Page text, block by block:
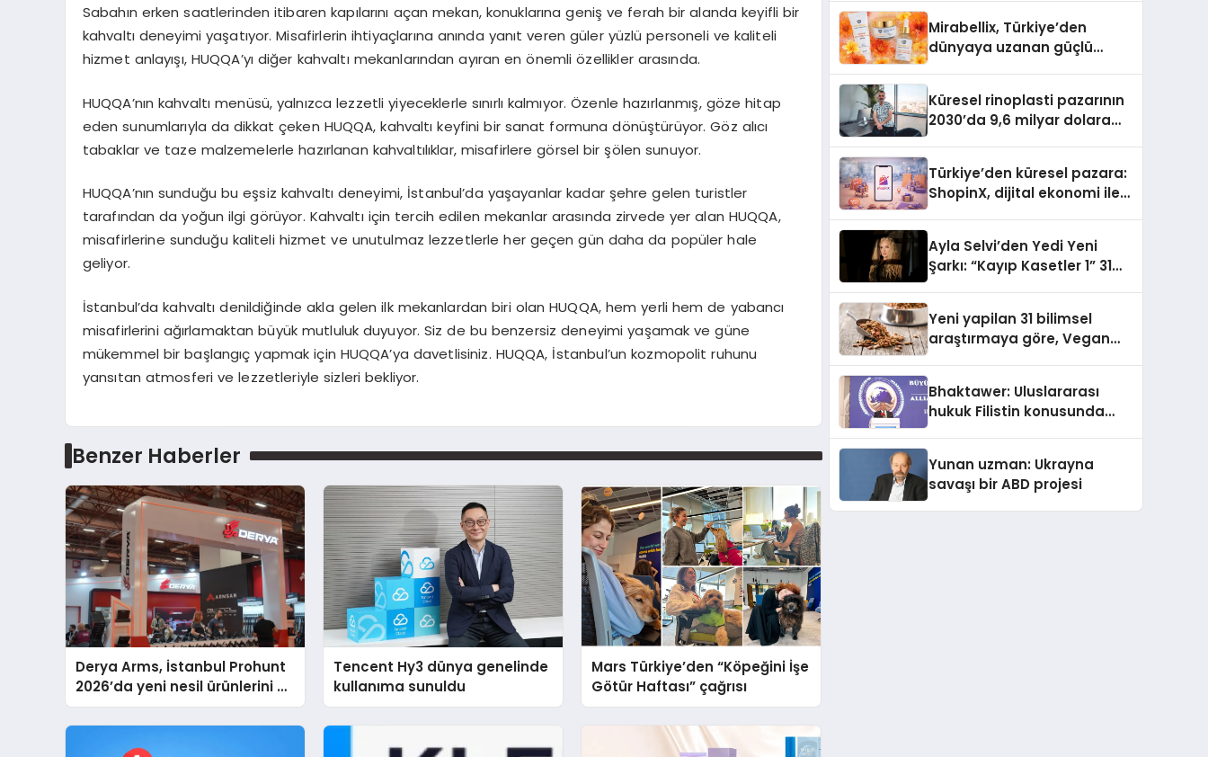
Sabahın erken saatlerinden itibaren kapılarını açan mekan, konuklarına geniş ve ferah bir alanda keyifli bir
kahvaltı deneyimi yaşatıyor. Misafirlerin ihtiyaçlarına anında yanıt veren güler yüzlü personeli ve kaliteli
hizmet anlayışı, HUQQA’yı diğer kahvaltı mekanlarından ayıran en önemli özellikler arasında.
HUQQA’nın kahvaltı menüsü, yalnızca lezzetli yiyeceklerle sınırlı kalmıyor. Özenle hazırlanmış, göze hitap
eden sunumlarıyla da dikkat çeken HUQQA, kahvaltı keyfini bir sanat formuna dönüştürüyor. Göz alıcı
tabaklar ve taze malzemelerle hazırlanan kahvaltılıklar, misafirlere görsel bir şölen sunuyor.
HUQQA’nın sunduğu bu eşsiz kahvaltı deneyimi, İstanbul’da yaşayanlar kadar şehre gelen turistler
tarafından da yoğun ilgi görüyor. Kahvaltı için tercih edilen mekanlar arasında zirvede yer alan HUQQA,
misafirlerine sunduğu kaliteli hizmet ve unutulmaz lezzetlerle her geçen gün daha da popüler hale
geliyor.
İstanbul’da kahvaltı denildiğinde akla gelen ilk mekanlardan biri olan HUQQA, hem yerli hem de yabancı
misafirlerini ağırlamaktan büyük mutluluk duyuyor. Siz de bu benzersiz deneyimi yaşamak ve güne
mükemmel bir başlangıç yapmak için HUQQA’ya davetlisiniz. HUQQA, İstanbul’un kozmopolit ruhunu
yansıtan atmosferi ve lezzetleriyle sizleri bekliyor.
Benzer Haberler
Derya Arms, İstanbul Prohunt
2026’da yeni nesil ürünlerini ve
global marka vizyonunu
sergiledi
Tencent Hy3 dünya genelinde
kullanıma sunuldu
Mars Türkiye’den “Köpeğini İşe
Götür Haftası” çağrısı
Mirabellix, Türkiye’den
dünyaya uzanan güçlü
Küresel rinoplasti pazarının
2030’da 9,6 milyar dolara
Türkiye’den küresel pazara:
ShopinX, dijital ekonomi ile
Ayla Selvi’den Yedi Yeni
Şarkı: “Kayıp Kasetler 1” 31
Yeni yapilan 31 bilimsel
araştırmaya göre, Vegan
Sindirildiğini Ortaya Koydu
Bhaktawer: Uluslararası
hukuk Filistin konusunda
Yunan uzman: Ukrayna
savaşı bir ABD projesi